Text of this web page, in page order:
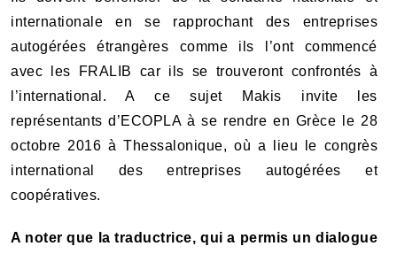
internationale en se rapprochant des entreprises
autogérées étrangères comme ils l’ont commencé
avec les FRALIB car ils se trouveront confrontés à
l’international. A ce sujet Makis invite les
représentants d’ECOPLA à se rendre en Grèce le 28
octobre 2016 à Thessalonique, où a lieu le congrès
international des entreprises autogérées et
coopératives.
A noter que la traductrice, qui a permis un dialogue